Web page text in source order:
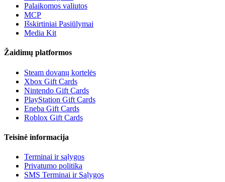
Palaikomos valiutos
MCP
Išskirtiniai Pasiūlymai
Media Kit
Žaidimų platformos
Steam dovanų kortelės
Xbox Gift Cards
Nintendo Gift Cards
PlayStation Gift Cards
Eneba Gift Cards
Roblox Gift Cards
Teisinė informacija
Terminai ir sąlygos
Privatumo politika
SMS Terminai ir Sąlygos